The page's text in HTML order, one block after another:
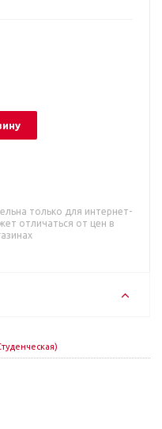
только для интернет-
отличаться от цен в